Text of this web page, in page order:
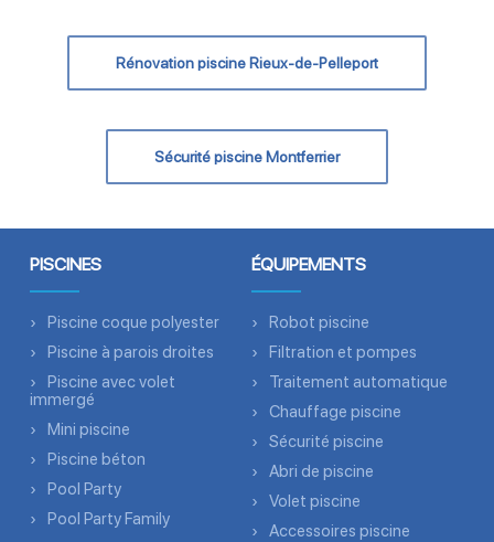
Rénovation piscine Rieux-de-Pelleport
Sécurité piscine Montferrier
PISCINES
Piscine coque polyester
Piscine à parois droites
Piscine avec volet
immergé
Mini piscine
Piscine béton
Pool Party
Pool Party Family
ÉQUIPEMENTS
Robot piscine
Filtration et pompes
Traitement automatique
Chauffage piscine
Sécurité piscine
Abri de piscine
Volet piscine
Accessoires piscine